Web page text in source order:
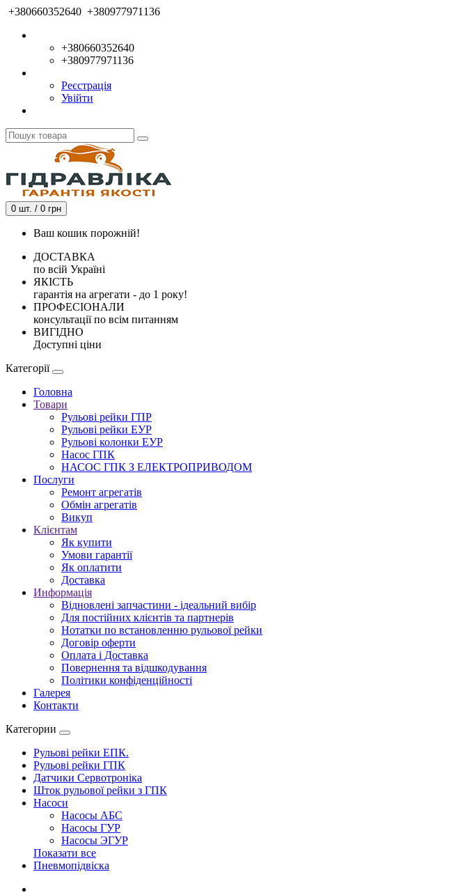
+380660352640 +380977971136
+380660352640
+380977971136
Реєстрація
Увійти
0 шт. / 0 грн
Ваш кошик порожній!
ДОСТАВКА
по всій Україні
ЯКІСТЬ
гарантія на агрегати - до 1 року!
ПРОФЕСІОНАЛИ
консультації по всім питанням
ВИГІДНО
Доступні ціни
Категорії
Головна
Товари
Рульові рейки ГПР
Рульові рейки ЕУР
Рульові колонки ЕУР
Насос ГПК
НАСОС ГПК З ЕЛЕКТРОПРИВОДОМ
Послуги
Ремонт агрегатів
Обмін агрегатів
Викуп
Клієнтам
Як купити
Умови гарантії
Як оплатити
Доставка
Информація
Відновлені запчастини - ідеальний вибір
Для постійних клієнтів та партнерів
Нотатки по встановленню рульової рейки
Договір оферти
Оплата і Доставка
Повернення та відшкодування
Політики конфіденційності
Галерея
Контакти
Категории
Рульові рейки ЕПК.
Рульові рейки ГПК
Датчики Сервотроніка
Шток рульової рейки з ГПК
Насоси
Насосы АБС
Насосы ГУР
Насосы ЭГУР
Показати все
Пневмопідвіска